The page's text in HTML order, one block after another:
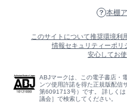
本棚
このサイトについて推奨環境利
情報セキュリティーポリ
安心してお
ABJマークは、この電子書店・
ンツ使用許諾を得た正規版配信
第6091713号）です。 詳しく
議会］で検索してください。